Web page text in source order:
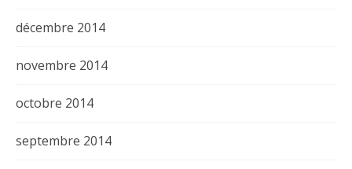
décembre 2014
novembre 2014
octobre 2014
septembre 2014